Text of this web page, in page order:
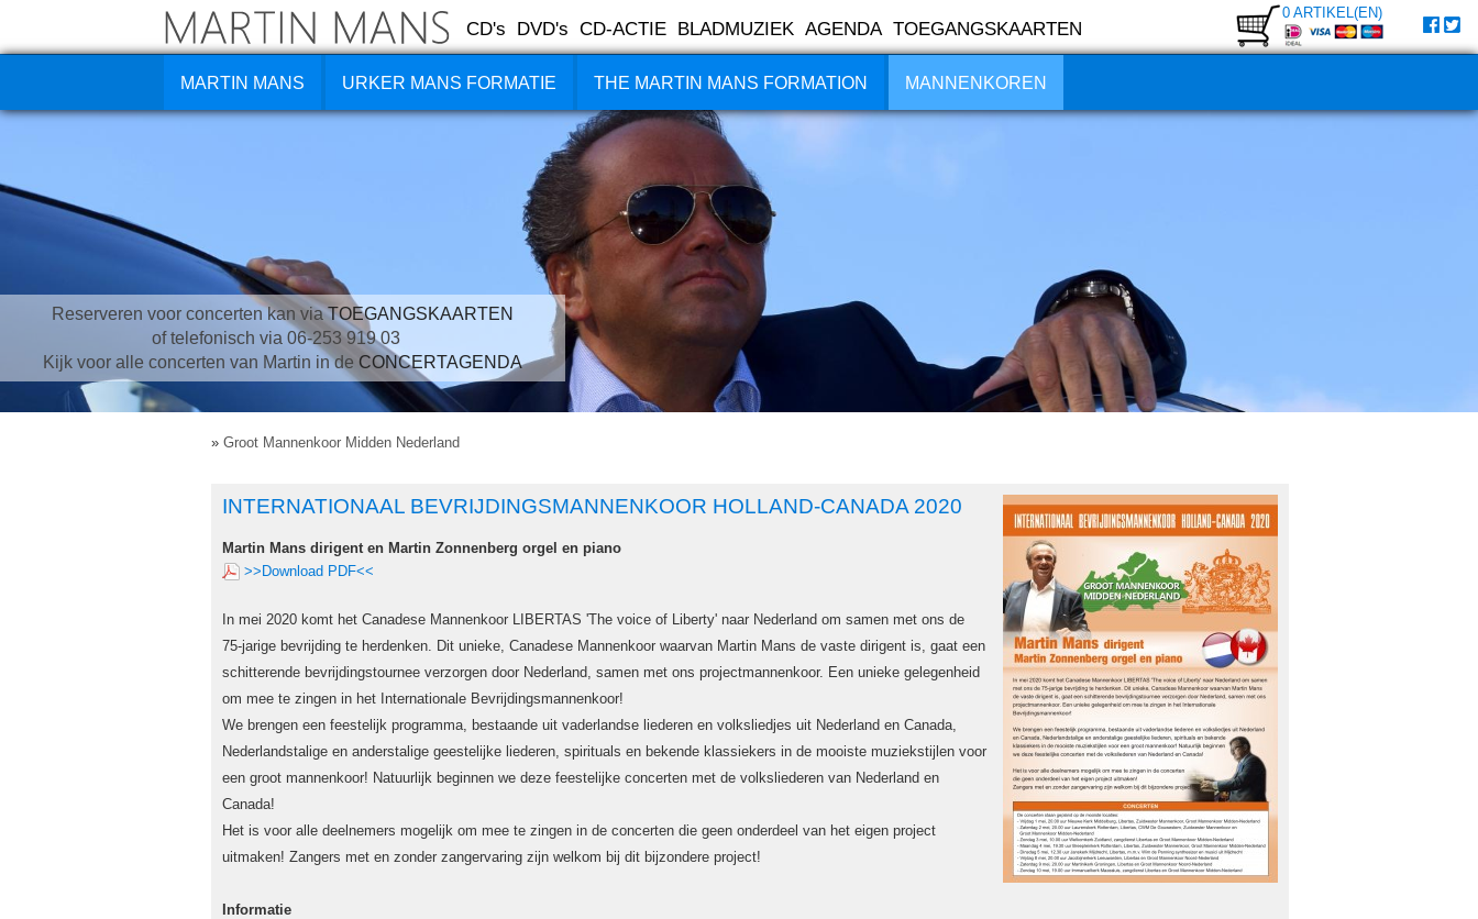
CD's DVD's CD-ACTIE BLADMUZIEK AGENDA TOEGANGSKAARTEN
0 ARTIKEL(EN)
MARTIN MANS URKER MANS FORMATIE THE MARTIN MANS FORMATION MANNENKOREN
Reserveren voor concerten kan viaTOEGANGSKAARTEN
of telefonisch via 06-253 919 03
Kijk voor alle concerten van Martin in de CONCERTAGENDA
» Groot Mannenkoor Midden Nederland
INTERNATIONAAL BEVRIJDINGSMANNENKOOR HOLLAND-CANADA 2020
Martin Mans dirigent en Martin Zonnenberg orgel en piano
>>Download PDF<<
In mei 2020 komt het Canadese Mannenkoor LIBERTAS 'The voice of Liberty' naar Nederland om samen met ons de
75-jarige bevrijding te herdenken. Dit unieke, Canadese Mannenkoor waarvan Martin Mans de vaste dirigent is, gaat een
schitterende bevrijdingstournee verzorgen door Nederland, samen met ons projectmannenkoor. Een unieke gelegenheid
om mee te zingen in het Internationale Bevrijdingsmannenkoor!
We brengen een feestelijk programma, bestaande uit vaderlandse liederen en volksliedjes uit Nederland en Canada,
Nederlandstalige en anderstalige geestelijke liederen, spirituals en bekende klassiekers in de mooiste muziekstijlen voor
een groot mannenkoor! Natuurlijk beginnen we deze feestelijke concerten met de volksliederen van Nederland en
Canada!
Het is voor alle deelnemers mogelijk om mee te zingen in de concerten die geen onderdeel van het eigen project
uitmaken! Zangers met en zonder zangervaring zijn welkom bij dit bijzondere project!
Informatie